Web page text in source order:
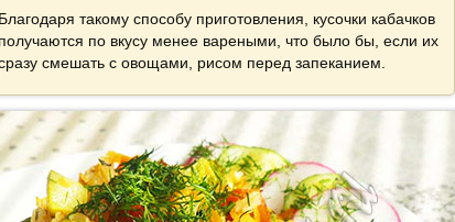
Благодаря такому способу приготовления, кусочки кабачков
получаются по вкусу менее вареными, что было бы, если их
смешать с овощами, рисом перед запеканием.